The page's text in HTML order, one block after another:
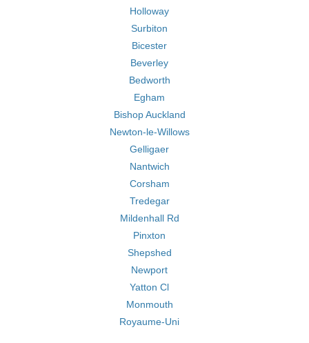
Holloway
Surbiton
Bicester
Beverley
Bedworth
Egham
Bishop Auckland
Newton-le-Willows
Gelligaer
Nantwich
Corsham
Tredegar
Mildenhall Rd
Pinxton
Shepshed
Newport
Yatton Cl
Monmouth
Royaume-Uni